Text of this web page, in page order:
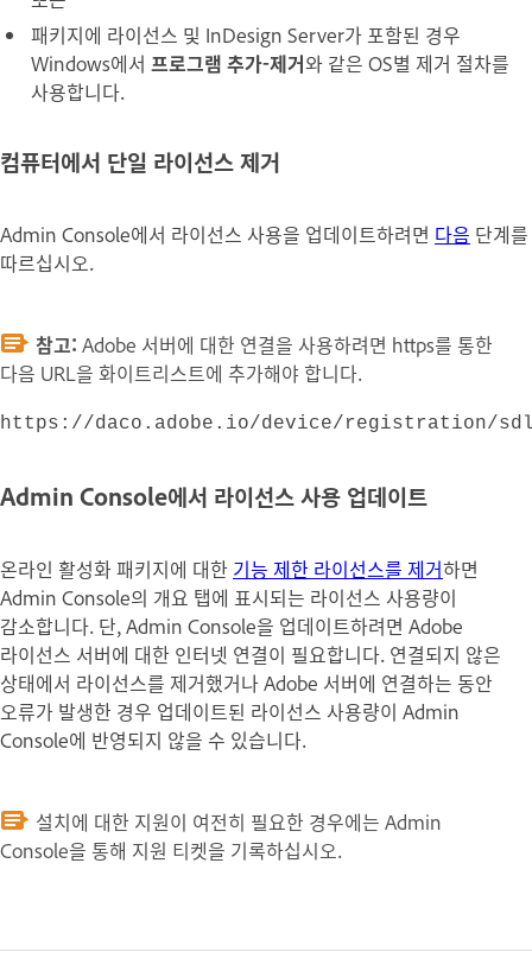
패키지에 라이선스 및 InDesign Server가 포함된 경우
Windows에서 프로그램 추가-제거와 같은 OS별 제거 절차를
사용합니다.
컴퓨터에서 단일 라이선스 제거
Admin Console에서 라이선스 사용을 업데이트하려면 다음 단계를
따르십시오.
참고: Adobe 서버에 대한 연결을 사용하려면 https를 통한
다음 URL을 화이트리스트에 추가해야 합니다.
https://daco.adobe.io/device/registration/
Admin Console에서 라이선스 사용 업데이트
온라인 활성화 패키지에 대한 기능 제한 라이선스를 제거하면
Admin Console의 개요 탭에 표시되는 라이선스 사용량이
감소합니다. 단, Admin Console을 업데이트하려면 Adobe
라이선스 서버에 대한 인터넷 연결이 필요합니다. 연결되지 않은
상태에서 라이선스를 제거했거나 Adobe 서버에 연결하는 동안
오류가 발생한 경우 업데이트된 라이선스 사용량이 Admin
Console에 반영되지 않을 수 있습니다.
설치에 대한 지원이 여전히 필요한 경우에는 Admin
Console을 통해 지원 티켓을 기록하십시오.